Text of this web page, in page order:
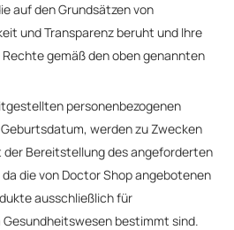
auf den Grundsätzen von
und Transparenz beruht und Ihre
gemäß den oben genannten
personenbezogenen
werden zu Zwecken
Bereitstellung des angeforderten
die von Doctor Shop angebotenen
ausschließlich für
bestimmt sind.